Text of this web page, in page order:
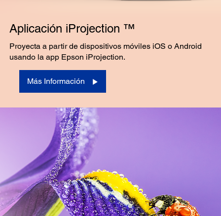
Aplicación iProjection ™
Proyecta a partir de dispositivos móviles iOS o Android
usando la app Epson iProjection.
Más Información